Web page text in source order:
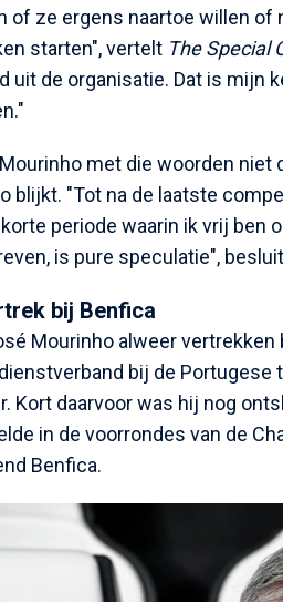
of ze ergens naartoe willen
starten", vertelt The Special
uit de organisatie. Dat is mijn
met die woorden niet
blijkt. "Tot na de laatste
periode waarin ik vrij ben
is pure speculatie",
bij Benfica
Mourinho alweer vertrekken
bij de
Kort daarvoor was hij nog
in de voorrondes van de
Benfica.